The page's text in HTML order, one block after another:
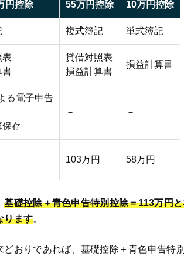
円控除 55万円控除 10万円控除
複式簿記 単式簿記
表
書
貸借対照表
損益計算書
損益計算書
る電子申告
保存
－ －
103万円 58万円
基礎控除＋青色申告特別控除＝113万円
ります。
どおりであれば、基礎控除＋青色申告特